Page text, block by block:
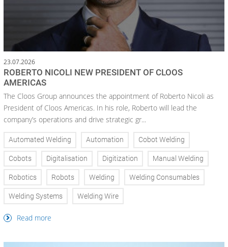
23.07.2026
ROBERTO NICOLI NEW PRESIDENT OF CLOOS
AMERICAS
The Cloos Group announces the appointment of Roberto Nicoli as
President of Cloos Americas. In his role, Roberto will lead the
company’s operations and drive strategic gr...
Automated Welding Automation Cobot Welding
Cobots Digitalisation Digitization Manual Welding
Robotics Robots Welding Welding Consumables
Welding Systems Welding Wire
Read more